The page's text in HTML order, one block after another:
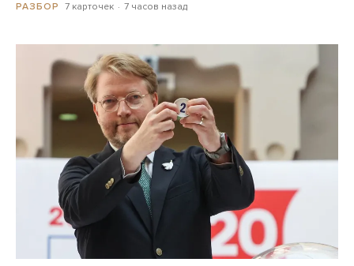
РАЗБОР 7 карточек 7 часов назад